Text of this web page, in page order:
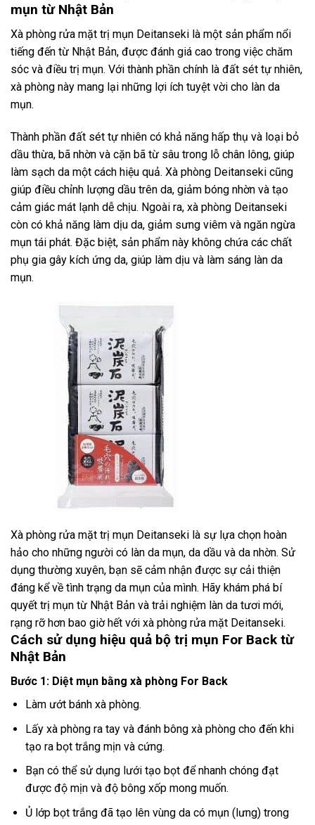
mụn từ Nhật Bản
Xà phòng rửa mặt trị mụn Deitanseki là một sản phẩm nổi
tiếng đến từ Nhật Bản, được đánh giá cao trong việc chăm
sóc và điều trị mụn. Với thành phần chính là đất sét tự nhiên,
xà phòng này mang lại những lợi ích tuyệt vời cho làn da
mụn.
Thành phần đất sét tự nhiên có khả năng hấp thụ và loại bỏ
dầu thừa, bã nhờn và cặn bã từ sâu trong lỗ chân lông, giúp
làm sạch da một cách hiệu quả. Xà phòng Deitanseki cũng
giúp điều chỉnh lượng dầu trên da, giảm bóng nhờn và tạo
cảm giác mát lạnh dễ chịu. Ngoài ra, xà phòng Deitanseki
còn có khả năng làm dịu da, giảm sưng viêm và ngăn ngừa
mụn tái phát. Đặc biệt, sản phẩm này không chứa các chất
phụ gia gây kích ứng da, giúp làm dịu và làm sáng làn da
mụn.
Xà phòng rửa mặt trị mụn Deitanseki là sự lựa chọn hoàn
hảo cho những người có làn da mụn, da dầu và da nhờn. Sử
dụng thường xuyên, bạn sẽ cảm nhận được sự cải thiện
đáng kể về tình trạng da mụn của mình. Hãy khám phá bí
quyết trị mụn từ Nhật Bản và trải nghiệm làn da tươi mới,
rạng rỡ hơn bao giờ hết với xà phòng rửa mặt Deitanseki.
Cách sử dụng hiệu quả bộ trị mụn For Back từ
Nhật Bản
Bước 1: Diệt mụn bằng xà phòng For Back
Làm ướt bánh xà phòng.
Lấy xà phòng ra tay và đánh bông xà phòng cho đến khi
tạo ra bọt trắng mịn và cứng.
Bạn có thể sử dụng lưới tạo bọt để nhanh chóng đạt
được độ mịn và độ bông xốp mong muốn.
Ủ lớp bọt trắng đã tạo lên vùng da có mụn (lưng) trong